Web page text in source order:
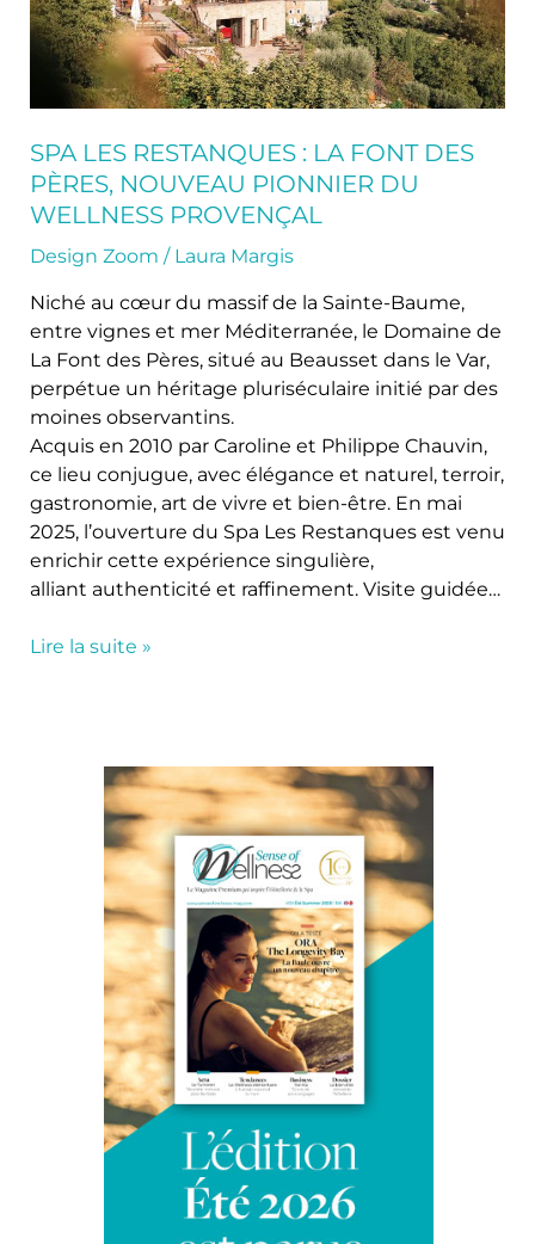
SPA LES RESTANQUES : LA FONT DES
PÈRES, NOUVEAU PIONNIER DU
WELLNESS PROVENÇAL
Design Zoom / Laura Margis
Niché au cœur du massif de la Sainte-Baume,
entre vignes et mer Méditerranée, le Domaine de
La Font des Pères, situé au Beausset dans le Var,
perpétue un héritage pluriséculaire initié par des
moines observantins.
Acquis en 2010 par Caroline et Philippe Chauvin,
ce lieu conjugue, avec élégance et naturel, terroir,
gastronomie, art de vivre et bien-être. En mai
2025, l’ouverture du Spa Les Restanques est venu
enrichir cette expérience singulière,
alliant authenticité et raffinement. Visite guidée…
pionnier
Wellness
Lire la suite »